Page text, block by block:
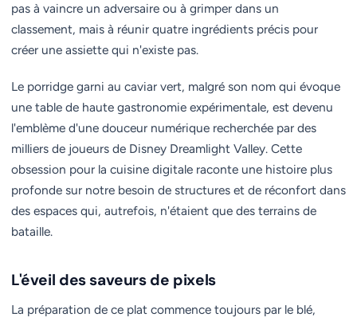
pas à vaincre un adversaire ou à grimper dans un
classement, mais à réunir quatre ingrédients précis pour
créer une assiette qui n'existe pas.
Le porridge garni au caviar vert, malgré son nom qui évoque
une table de haute gastronomie expérimentale, est devenu
l'emblème d'une douceur numérique recherchée par des
milliers de joueurs de Disney Dreamlight Valley. Cette
obsession pour la cuisine digitale raconte une histoire plus
profonde sur notre besoin de structures et de réconfort dans
des espaces qui, autrefois, n'étaient que des terrains de
bataille.
L'éveil des saveurs de pixels
La préparation de ce plat commence toujours par le blé,